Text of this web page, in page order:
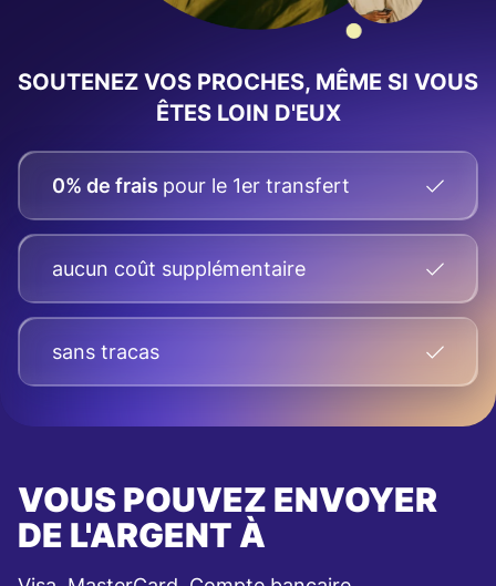
SOUTENEZ VOS PROCHES, MÊME SI VOUS
ÊTES LOIN D'EUX
0% de frais pour le 1er transfert
aucun coût supplémentaire
sans tracas
VOUS POUVEZ ENVOYER
DE L'ARGENT À